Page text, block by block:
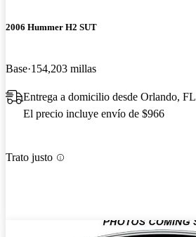
2006 Hummer H2 SUT
Base 154,203 millas
Entrega a domicilio desde Orlando, FL
El precio incluye envío de $966
Trato justo